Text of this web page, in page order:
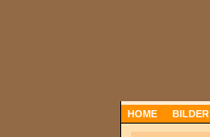
HOME BILDER